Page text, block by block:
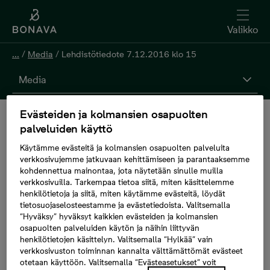
Valikko
... / Media / Lehdistötiedote 7.12.2016 klo 15
Media
Lehdistötiedote
7.12.2016 klo 15
7.12.2016, 17.00
Bonava kehittää Ouluun uuden, kymmenen
kerrostalon muodostaman monipuolisen Ahjo-
Evästeiden ja kolmansien osapuolten
palveluiden käyttö
Käytämme evästeitä ja kolmansien osapuolten palveluita
verkkosivujemme jatkuvaan kehittämiseen ja parantaaksemme
kohdennettua mainontaa, jota näytetään sinulle muilla
verkkosivuilla. Tarkempaa tietoa siitä, miten käsittelemme
henkilötietoja ja siitä, miten käytämme evästeitä, löydät
tietosuojaselosteestamme ja evästetiedoista. Valitsemalla
“Hyväksy” hyväksyt kaikkien evästeiden ja kolmansien
osapuolten palveluiden käytön ja näihin liittyvän
henkilötietojen käsittelyn. Valitsemalla “Hylkää” vain
verkkosivuston toiminnan kannalta välttämättömät evästeet
otetaan käyttöön. Valitsemalla “Evästeasetukset” voit